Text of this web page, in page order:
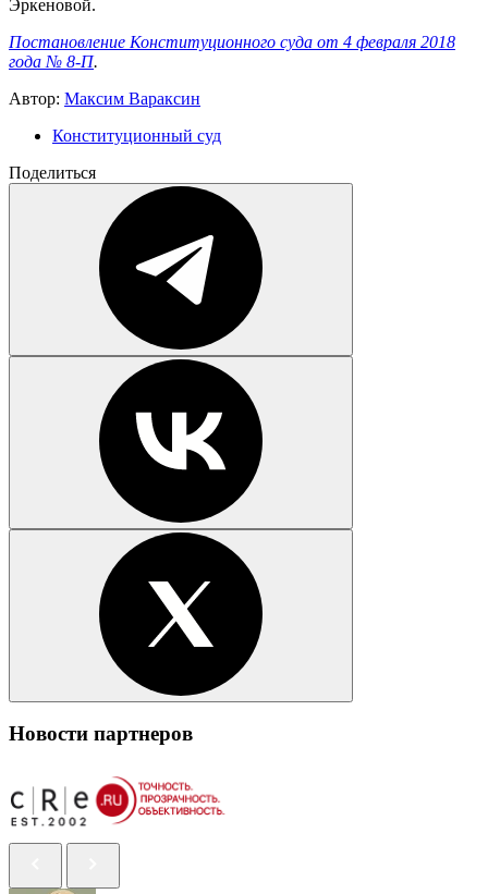
Эркеновой.
Постановление Конституционного суда от 4 февраля 2018
года № 8-П.
Автор: Максим Вараксин
Конституционный суд
Поделиться
Новости партнеров